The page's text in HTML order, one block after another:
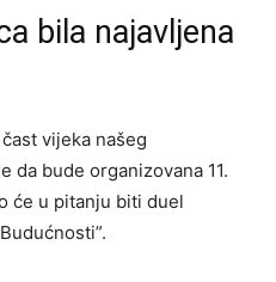
bila najavljena
vijeka našeg
da bude organizovana 11.
će u pitanju biti duel